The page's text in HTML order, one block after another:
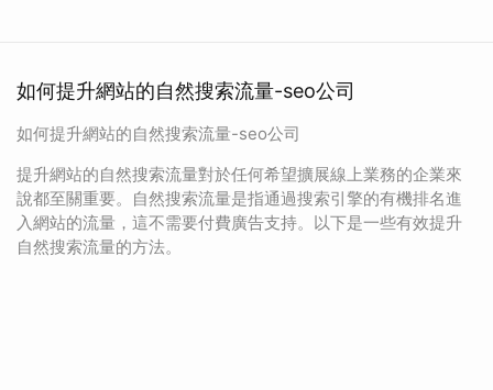
如何提升網站的自然搜索流量-seo公司
如何提升網站的自然搜索流量-seo公司
提升網站的自然搜索流量對於任何希望擴展線上業務的企業來
說都至關重要。自然搜索流量是指通過搜索引擎的有機排名進
入網站的流量，這不需要付費廣告支持。以下是一些有效提升
自然搜索流量的方法。